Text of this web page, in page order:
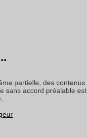
partielle, des contenus
sans accord préalable est